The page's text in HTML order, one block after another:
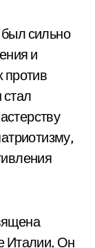
сильно
и
против
Италии. Он